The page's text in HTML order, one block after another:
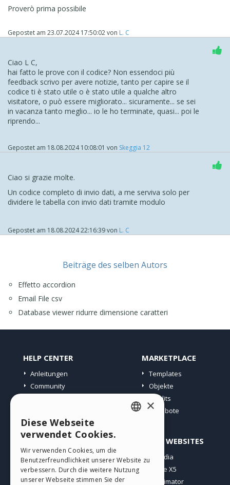
Proverò prima possibile
Gepostet am 23.07.2024 17:50:02von L. C
Ciao L C,
hai fatto le prove con il codice? Non essendoci più
feedback scrivo per avere notizie, tanto per capire se il
codice ti è stato utile o è stato utile a qualche altro
visitatore, o può essere migliorato... sicuramente... se sei
in vacanza tanto meglio... io le ho terminate, quasi... poi le
riprendo...
Gepostet am 18.08.2024 10:08:01 von Skeggia 12
Ciao si grazie molte.
Un codice completo di invio dati, a me serviva solo per
dividere le tabella con invio dati tramite modulo
Gepostet am 18.08.2024 22:16:39von L. C
Beiträge des selben Autors
Effetto accordion
Email File csv
Database viewer ridurre dimensione caratteri
HELP CENTER
Anleitungen
Community
MARKETPLACE
Templates
Objekte
Credits
Angebote
PROFIL
Meine Beiträge
Meine Lizenz
Download
ANDERE WEBSITES
Incomedia
WebSite X5
WebAnimator
GERMAN
SPANISH
×
Diese Webseite
verwendet Cookies.
Wir verwenden Cookies, um die
Benutzerfreundlichkeit unserer Website zu
verbessern. Durch die weitere Nutzung
unserer Webseite stimmen Sie der